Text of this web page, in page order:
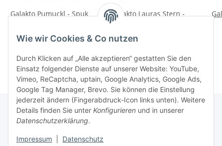
Wie wir Cookies & Co nutzen
Durch Klicken auf „Alle akzeptieren“ gestatten Sie den
Einsatz folgender Dienste auf unserer Website: YouTube,
Vimeo, ReCaptcha, uptain, Google Analytics, Google Ads,
Google Tag Manager, Brevo. Sie können die Einstellung
jederzeit ändern (Fingerabdruck-Icon links unten). Weitere
Details finden Sie unter Konfigurieren und in unserer
Datenschutzerklärung.
Impressum Datenschutz
Galakto Pumuckl - Spuk
verkaufte Bett
9,99 € *
Galakto Lauras Stern -
Laura hat Geburtstag
9,99 €